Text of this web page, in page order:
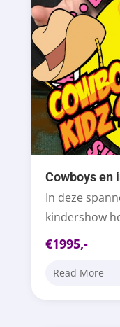
Cowboys en
In deze
kindershow
€1995,-
Read More